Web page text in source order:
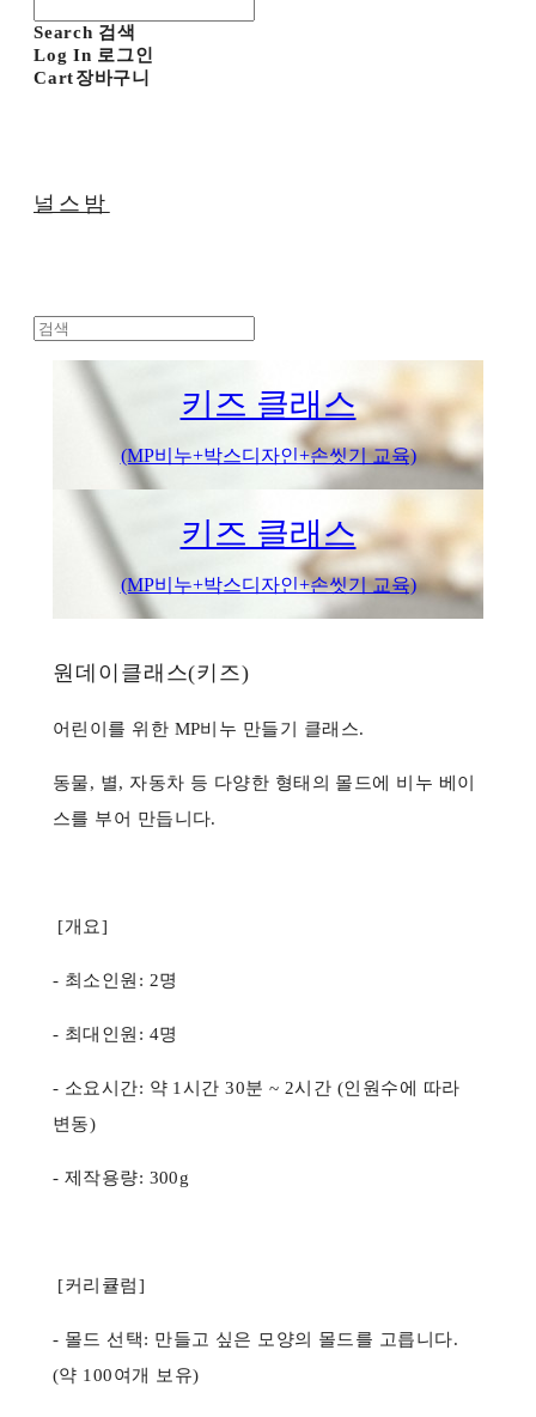
Search 검색
Log In 로그인
Cart장바구니
널스밤
키즈 클래스
(MP비누+박스디자인+손씻기 교육)
키즈 클래스
(MP비누+박스디자인+손씻기 교육)
원데이클래스(키즈)
어린이를 위한 MP비누 만들기 클래스.
동물, 별, 자동차 등 다양한 형태의 몰드에 비누 베이
스를 부어 만듭니다.
[개요]
- 최소인원: 2명
- 최대인원: 4명
- 소요시간: 약 1시간 30분 ~ 2시간 (인원수에 따라
변동)
- 제작용량: 300g
[커리큘럼]
- 몰드 선택: 만들고 싶은 모양의 몰드를 고릅니다.
(약 100여개 보유)